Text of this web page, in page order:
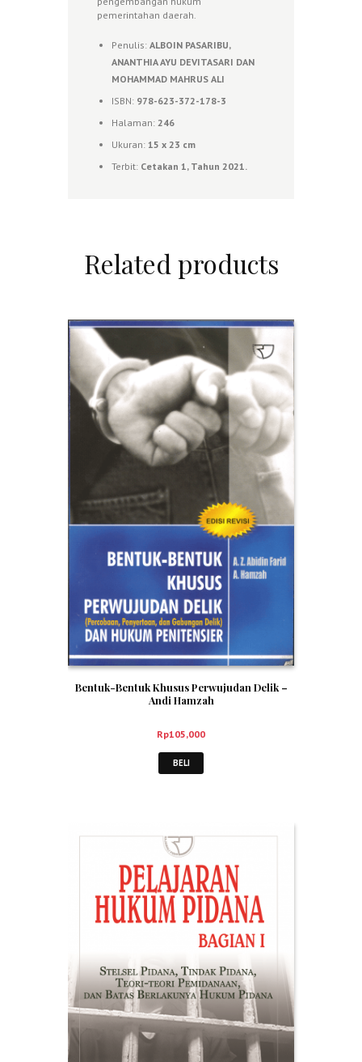
pemerintahan daerah.
Penulis: ALBOIN PASARIBU,
ANANTHIA AYU DEVITASARI DAN
MOHAMMAD MAHRUS ALI
ISBN: 978-623-372-178-3
Halaman: 246
Ukuran: 15 x 23 cm
Terbit: Cetakan 1, Tahun 2021.
Related products
Bentuk-Bentuk Khusus Perwujudan Delik –
Andi Hamzah
Rp105,000
BELI